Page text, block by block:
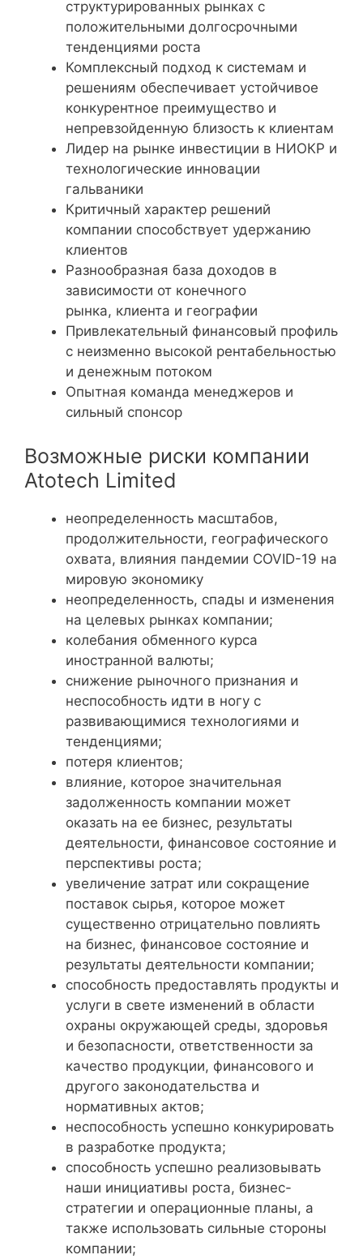
структурированных рынках с
положительными долгосрочными
тенденциями роста
Комплексный подход к системам и
решениям обеспечивает устойчивое
конкурентное преимущество и
непревзойденную близость к клиентам
Лидер на рынке инвестиции в НИОКР и
технологические инновации
гальваники
Критичный характер решений
компании способствует удержанию
клиентов
Разнообразная база доходов в
зависимости от конечного
рынка, клиента и географии
Привлекательный финансовый профиль
с неизменно высокой рентабельностью
и денежным потоком
Опытная команда менеджеров и
сильный спонсор
Возможные риски компании
Atotech Limited
неопределенность масштабов,
продолжительности, географического
охвата, влияния пандемии COVID-19 на
мировую экономику
неопределенность, спады и изменения
на целевых рынках компании;
колебания обменного курса
иностранной валюты;
снижение рыночного признания и
неспособность идти в ногу с
развивающимися технологиями и
тенденциями;
потеря клиентов;
влияние, которое значительная
задолженность компании может
оказать на ее бизнес, результаты
деятельности, финансовое состояние и
перспективы роста;
увеличение затрат или сокращение
поставок сырья, которое может
существенно отрицательно повлиять
на бизнес, финансовое состояние и
результаты деятельности компании;
способность предоставлять продукты и
услуги в свете изменений в области
охраны окружающей среды, здоровья
и безопасности, ответственности за
качество продукции, финансового и
другого законодательства и
нормативных актов;
неспособность успешно конкурировать
в разработке продукта;
способность успешно реализовывать
наши инициативы роста, бизнес-
стратегии и операционные планы, а
также использовать сильные стороны
компании;